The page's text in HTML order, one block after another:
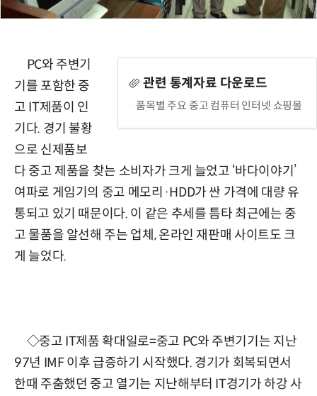
관련 통계자료 다운로드
품목별 주요 중고 컴퓨터 인터넷 쇼핑몰
PC와 주변기
기를 포함한 중
고 IT제품이 인
기다. 경기 불황
으로 신제품보
다 중고 제품을 찾는 소비자가 크게 늘었고 ‘바다이야기’
여파로 게임기의 중고 메모리·HDD가 싼 가격에 대량 유
통되고 있기 때문이다. 이 같은 추세를 틈타 최근에는 중
고 물품을 알선해 주는 업체, 온라인 재판매 사이트도 크
게 늘었다.
◇중고 IT제품 확대일로=중고 PC와 주변기기는 지난
97년 IMF 이후 급증하기 시작했다. 경기가 회복되면서
한때 주춤했던 중고 열기는 지난해부터 IT경기가 하강 사